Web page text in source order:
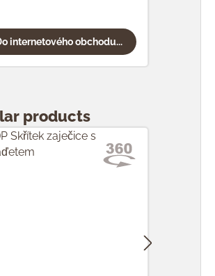
internetového obchodu...
products